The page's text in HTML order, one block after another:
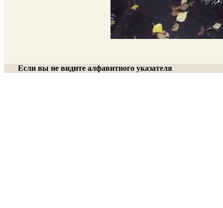
Если вы не видите алфавитного указателя